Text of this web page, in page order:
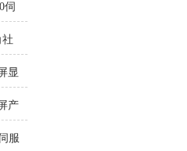
伺
解
显
产
服